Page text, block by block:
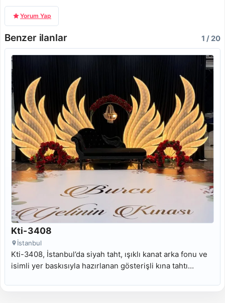
Yorum Yap
Benzer ilanlar 1 / 20
Kti-3408
İstanbul
Kti-3408, İstanbul’da siyah taht, ışıklı kanat arka fonu ve
isimli yer baskısıyla hazırlanan gösterişli kına tahtı